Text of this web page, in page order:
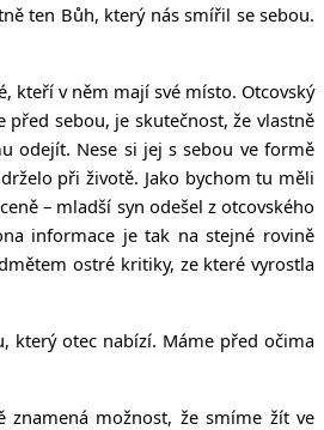
ten Bůh, který nás smířil se sebou.
kteří v něm mají své místo. Otcovský
sebou, je skutečnost, že vlastně
odejít. Nese si jej s sebou ve formě
při životě. Jako bychom tu měli
– mladší syn odešel z otcovského
informace je tak na stejné rovině
ostré kritiky, ze které vyrostla
který otec nabízí. Máme před očima
možnost, že smíme žít ve